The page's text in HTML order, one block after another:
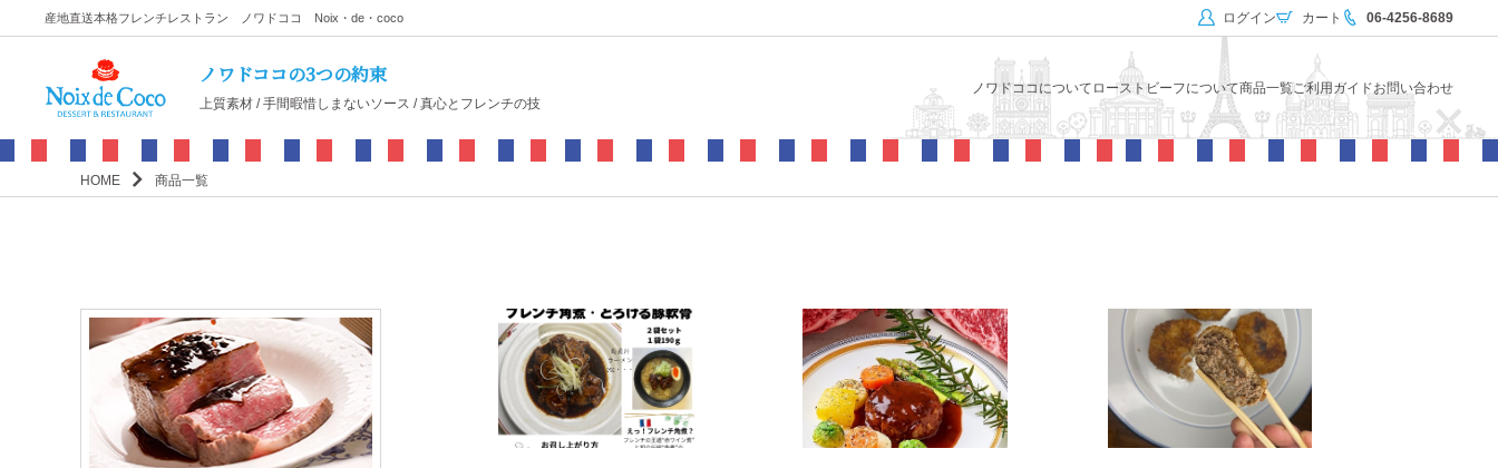
産地直送本格フレンチレストラン ノワドココ Noix・de・coco ログイン カート 06-4256-8689
ノワドココの3つの約束
上質素材 / 手間暇惜しまないソース / 真心とフレンチの技
ノワドココについて ローストビーフについて商品一覧ご利用ガイドお問い合わせ
HOME 商品一覧